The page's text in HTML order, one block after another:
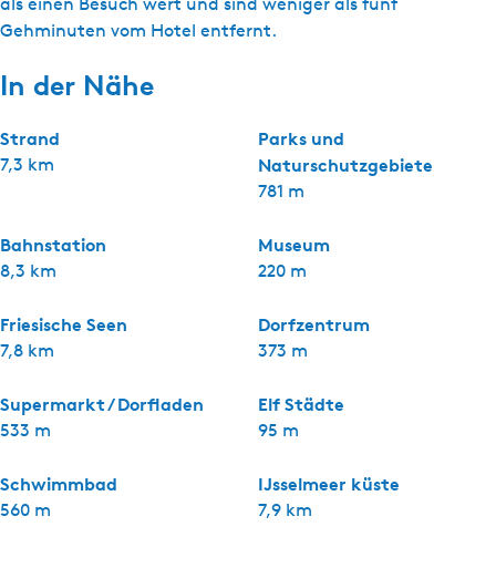
Gehminuten vom Hotel entfernt.
In der Nähe
Strand
7,3 km
Parks und
Naturschutzgebiete
781 m
Bahnstation
8,3 km
Museum
220 m
Friesische Seen
7,8 km
Dorfzentrum
373 m
Supermarkt / Dorfladen
533 m
Elf Städte
95 m
Schwimmbad
560 m
IJsselmeer küste
7,9 km